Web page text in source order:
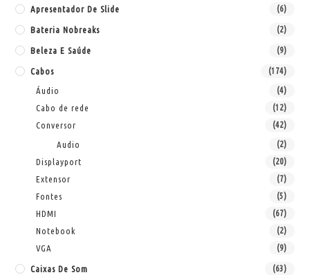
Apresentador De Slide (6)
Bateria Nobreaks (2)
Beleza E Saúde (9)
Cabos (174)
Áudio (4)
Cabo de rede (12)
Conversor (42)
Audio (2)
Displayport (20)
Extensor (7)
Fontes (5)
HDMI (67)
Notebook (2)
VGA (9)
Caixas De Som (63)